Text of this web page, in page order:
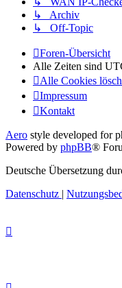
↳ Archiv
↳ Off-Topic
Foren-Übersicht
Alle Zeiten sind
Alle Cookies
Impressum
Kontakt
Aero style developed for
Powered by phpBB®
Deutsche Übersetzung
Datenschutz |